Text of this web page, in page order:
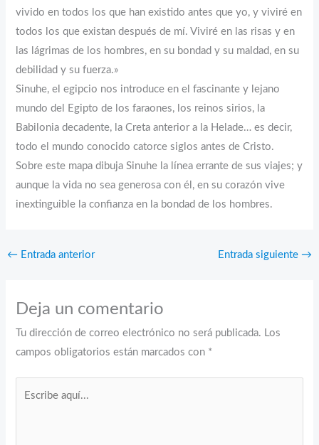
vivido en todos los que han existido antes que yo, y viviré en
todos los que existan después de mí. Viviré en las risas y en
las lágrimas de los hombres, en su bondad y su maldad, en su
debilidad y su fuerza.»
Sinuhe, el egipcio nos introduce en el fascinante y lejano
mundo del Egipto de los faraones, los reinos sirios, la
Babilonia decadente, la Creta anterior a la Helade… es decir,
todo el mundo conocido catorce siglos antes de Cristo.
Sobre este mapa dibuja Sinuhe la línea errante de sus viajes; y
aunque la vida no sea generosa con él, en su corazón vive
inextinguible la confianza en la bondad de los hombres.
← Entrada anterior Entrada siguiente →
Deja un comentario
Tu dirección de correo electrónico no será publicada. Los
campos obligatorios están marcados con *